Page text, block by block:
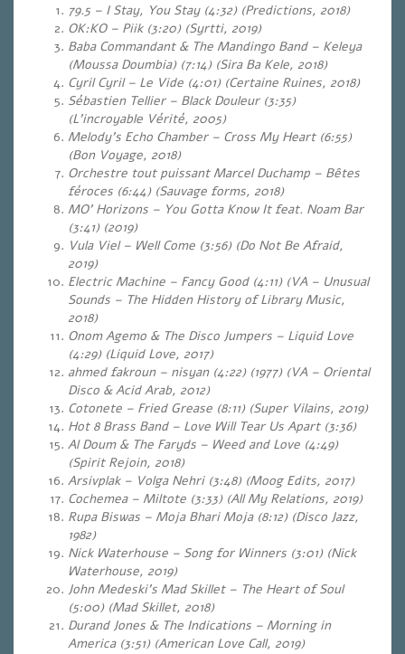
79.5 – I Stay, You Stay (4:32) (Predictions, 2018)
OK:KO – Piik (3:20) (Syrtti, 2019)
Baba Commandant & The Mandingo Band – Keleya
(Moussa Doumbia) (7:14) (Sira Ba Kele, 2018)
Cyril Cyril – Le Vide (4:01) (Certaine Ruines, 2018)
Sébastien Tellier – Black Douleur (3:35)
(L’incroyable Vérité, 2005)
Melody’s Echo Chamber – Cross My Heart (6:55)
(Bon Voyage, 2018)
Orchestre tout puissant Marcel Duchamp – Bêtes
féroces (6:44) (Sauvage forms, 2018)
MO’ Horizons – You Gotta Know It feat. Noam Bar
(3:41) (2019)
Vula Viel – Well Come (3:56) (Do Not Be Afraid,
2019)
Electric Machine – Fancy Good (4:11) (VA – Unusual
Sounds – The Hidden History of Library Music,
2018)
Onom Agemo & The Disco Jumpers – Liquid Love
(4:29) (Liquid Love, 2017)
ahmed fakroun – nisyan (4:22) (1977) (VA – Oriental
Disco & Acid Arab, 2012)
Cotonete – Fried Grease (8:11) (Super Vilains, 2019)
Hot 8 Brass Band – Love Will Tear Us Apart (3:36)
Al Doum & The Faryds – Weed and Love (4:49)
(Spirit Rejoin, 2018)
Arsivplak – Volga Nehri (3:48) (Moog Edits, 2017)
Cochemea – Miltote (3:33) (All My Relations, 2019)
Rupa Biswas – Moja Bhari Moja (8:12) (Disco Jazz,
1982)
Nick Waterhouse – Song for Winners (3:01) (Nick
Waterhouse, 2019)
John Medeski’s Mad Skillet – The Heart of Soul
(5:00) (Mad Skillet, 2018)
Durand Jones & The Indications – Morning in
America (3:51) (American Love Call, 2019)